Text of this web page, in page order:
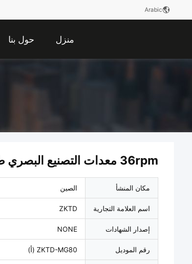
Arabic
منزل حول بنا
36rpm معدات التصنيع البصري طحن سطح كروي
مكان المنشأ الصين
اسم العلامة التجارية ZKTD
إصدار الشهادات NONE
رقم الموديل ZKTD-MG80 (أ)